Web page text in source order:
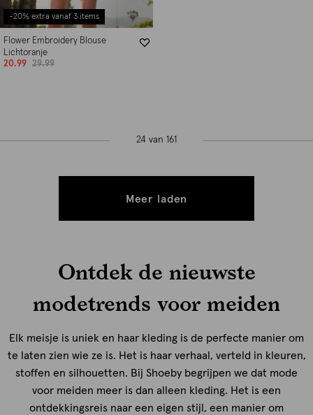
-20% extra vanaf 3 items
Flower Embroidery Blouse
Lichtoranje
20.99
29.99
24 van 161
Meer laden
Ontdek de nieuwste
modetrends voor meiden
Elk meisje is uniek en haar kleding is de perfecte manier om
te laten zien wie ze is. Het is haar verhaal, verteld in kleuren,
stoffen en silhouetten. Bij Shoeby begrijpen we dat mode
voor meiden meer is dan alleen kleding. Het is een
ontdekkingsreis naar een eigen stijl, een manier om